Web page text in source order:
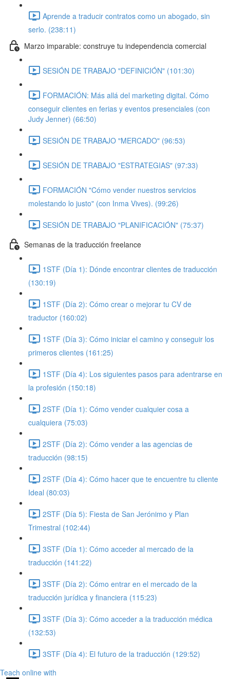
Aprende a traducir contratos como un abogado, sin
serlo. (238:11)
Marzo imparable: construye tu independencia comercial
SESIÓN DE TRABAJO "DEFINICIÓN" (101:30)
FORMACIÓN: Más allá del marketing digital. Cómo
conseguir clientes en ferias y eventos presenciales (con
Judy Jenner) (66:50)
SESIÓN DE TRABAJO "MERCADO" (96:53)
SESIÓN DE TRABAJO "ESTRATEGIAS" (97:33)
FORMACIÓN "Cómo vender nuestros servicios
molestando lo justo" (con Inma Vives). (99:26)
SESIÓN DE TRABAJO "PLANIFICACIÓN" (75:37)
Semanas de la traducción freelance
1STF (Día 1): Dónde encontrar clientes de traducción
(130:19)
1STF (Día 2): Cómo crear o mejorar tu CV de
traductor (160:02)
1STF (Día 3): Cómo iniciar el camino y conseguir los
primeros clientes (161:25)
1STF (Día 4): Los siguientes pasos para adentrarse en
la profesión (150:18)
2STF (Día 1): Cómo vender cualquier cosa a
cualquiera (75:03)
2STF (Día 2): Cómo vender a las agencias de
traducción (98:15)
2STF (Día 4): Cómo hacer que te encuentre tu cliente
Ideal (80:03)
2STF (Día 5): Fiesta de San Jerónimo y Plan
Trimestral (102:44)
3STF (Día 1): Cómo acceder al mercado de la
traducción (141:22)
3STF (Día 2): Cómo entrar en el mercado de la
traducción jurídica y financiera (115:23)
3STF (Día 3): Cómo acceder a la traducción médica
(132:53)
3STF (Día 4): El futuro de la traducción (129:52)
Teach online with